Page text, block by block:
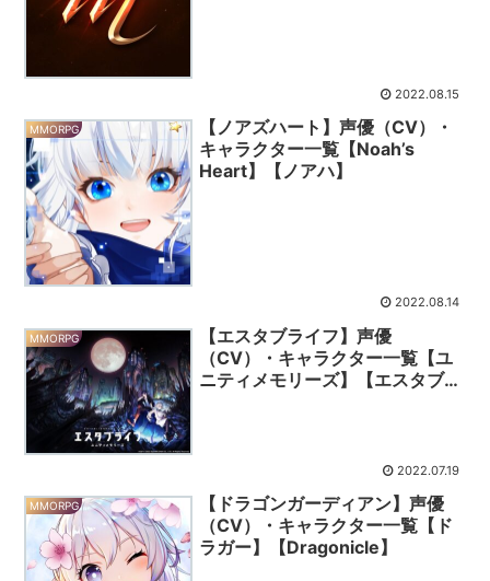
2022.08.15
MMORPG
【ノアズハート】声優（CV）・
キャラクター一覧【Noah’s
Heart】【ノアハ】
2022.08.14
MMORPG
【エスタブライフ】声優
（CV）・キャラクター一覧【ユ
ニティメモリーズ】【エスタブゲ
2022.07.19
MMORPG
【ドラゴンガーディアン】声優
（CV）・キャラクター一覧【ド
ラガー】【Dragonicle】